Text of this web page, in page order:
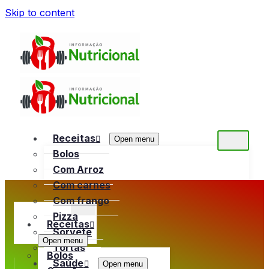
Skip to content
Receitas Open menu
Bolos
Com Arroz
Com carnes
Com frango
Pizza
Sorvete
Tortas
Saúde
Open menu
Receitas
Open menu
Bolos